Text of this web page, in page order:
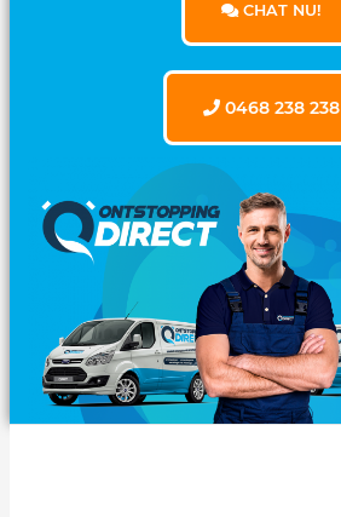
CHAT NU!
0468 238 238